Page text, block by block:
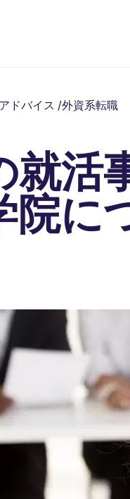
ドバイス /外資系転職
就活
院に